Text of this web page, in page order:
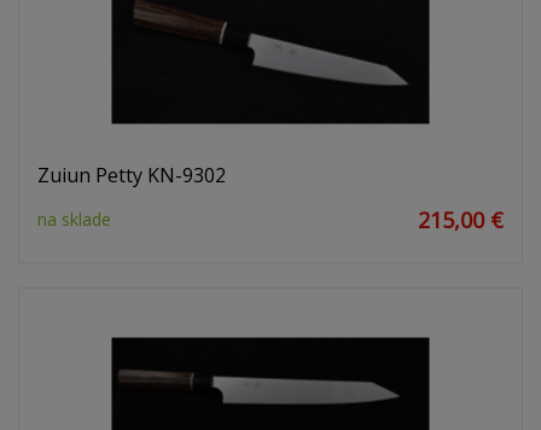
Zuiun Petty KN-9302
na sklade 215,00 €